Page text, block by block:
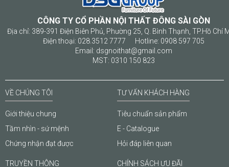
CÔNG TY CỔ PHẦN NỘI THẤT ĐÔNG SÀI GÒN
Địa chỉ: 389-391 Điện Biên Phủ, Phường 25, Q. Bình Thạnh, TP.Hồ Chí
Điện thoại: 028.3512 7777 Hotline: 0908 597 705
Email: dsgnoithat@gmail.com
MST: 0310 150 823
VỀ CHÚNG TÔI
Giới thiệu chung
Tầm nhìn - sứ mệnh
Chứng nhận đạt được
TƯ VẤN KHÁCH HÀNG
Tiêu chuẩn sản phẩm
E - Catalogue
Hỏi đáp liên quan
TRUYỀN THÔNG CHÍNH SÁCH ƯU ĐÃI